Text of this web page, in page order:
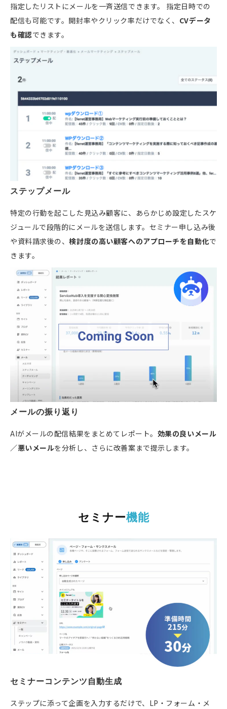
指定したリストにメールを一斉送信できます。 指定日時での
配信も可能です。開封率やクリック率だけでなく、 CVデータ
も確認できます。
ステップメール
特定の行動を起こした見込み顧客に、あらかじめ設定したスケ
ジュールで段階的にメールを送信します。セミナー申し込み後
や資料請求後の、検討度の高い顧客へのアプローチを自動化で
きます。
メールの振り返り
AIがメールの配信結果をまとめてレポート。 効果の良いメール
／悪いメールを分析し、さらに改善案まで提示します。
セミナー機能
セミナーコンテンツ自動生成
ステップに添って企画を入力するだけで、LP・フォーム・メ